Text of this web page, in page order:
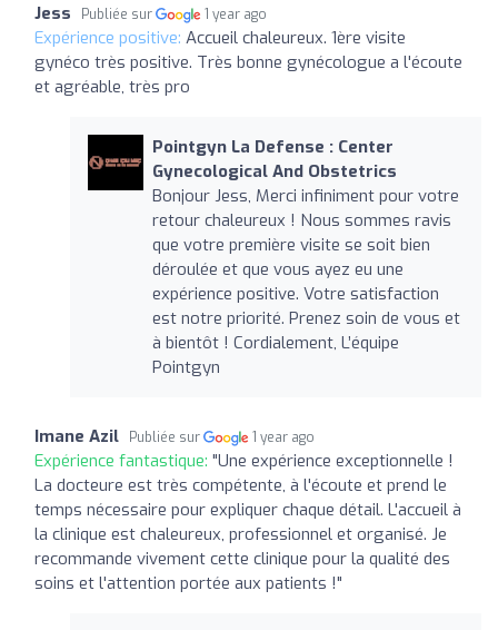
Jess Publiée sur 1 year ago
Expérience positive: Accueil chaleureux. 1ère visite
gynéco très positive. Très bonne gynécologue a l'écoute
et agréable, très pro
Pointgyn La Defense : Center
Gynecological And Obstetrics
Bonjour Jess, Merci infiniment pour votre
retour chaleureux ! Nous sommes ravis
que votre première visite se soit bien
déroulée et que vous ayez eu une
expérience positive. Votre satisfaction
est notre priorité. Prenez soin de vous et
à bientôt ! Cordialement, L’équipe
Pointgyn
Imane Azil Publiée sur 1 year ago
Expérience fantastique: "Une expérience exceptionnelle !
La docteure est très compétente, à l'écoute et prend le
temps nécessaire pour expliquer chaque détail. L'accueil à
la clinique est chaleureux, professionnel et organisé. Je
recommande vivement cette clinique pour la qualité des
soins et l'attention portée aux patients !"